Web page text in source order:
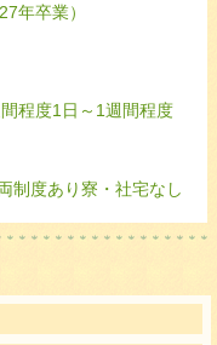
年卒業）
程度1日～1週間程度
制度あり寮・社宅なし